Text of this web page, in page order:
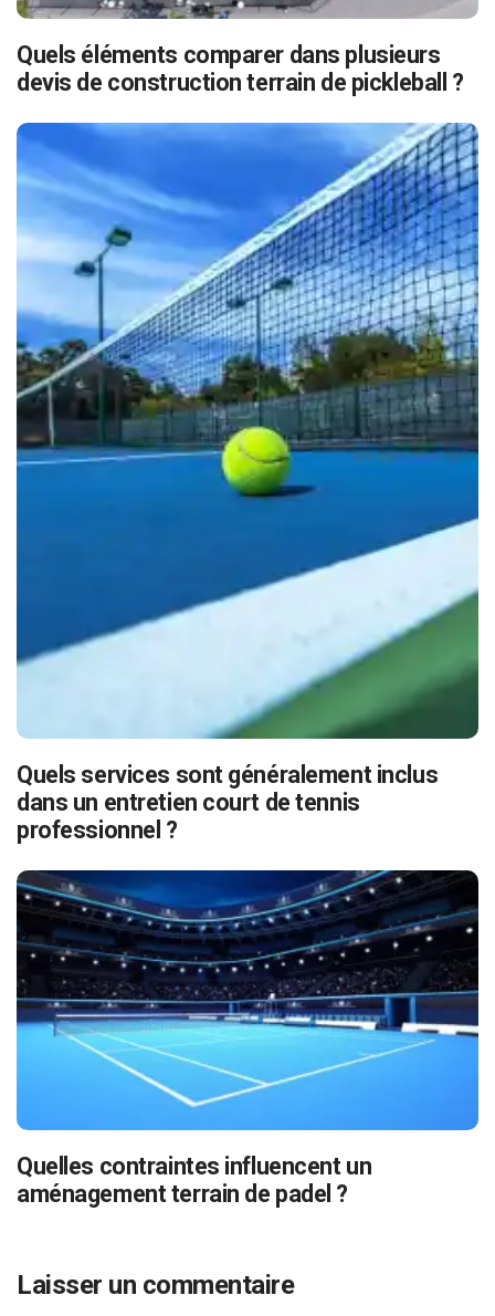
Quels éléments comparer dans plusieurs
devis de construction terrain de pickleball ?
Quels services sont généralement inclus
dans un entretien court de tennis
professionnel ?
Quelles contraintes influencent un
aménagement terrain de padel ?
Laisser un commentaire